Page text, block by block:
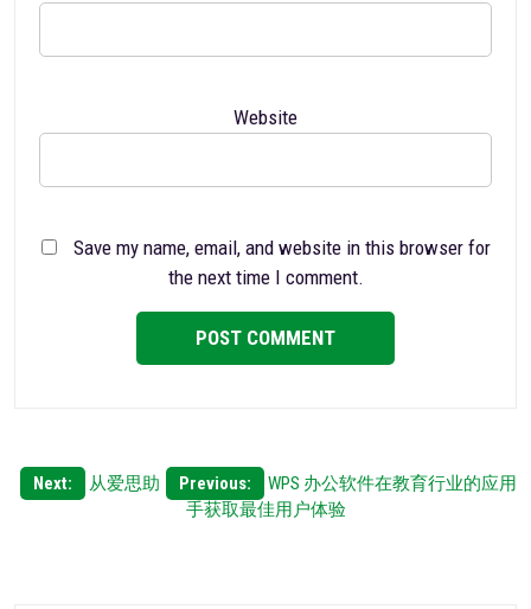
Website
Save my name, email, and website in this browser for
the next time I comment.
Post
Previous: WPS 办公软件在教育行业的应用
Next:
从爱思助
手获取最佳用户体验